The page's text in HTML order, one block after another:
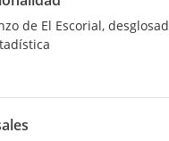
de El Escorial,